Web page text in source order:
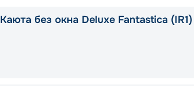
Каюта без окна Deluxe Fantastica (IR1)